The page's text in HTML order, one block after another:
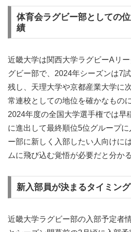
体育会ラグビー部としての
績
近畿大学は関西大学ラグビーAリ
グビー部で、2024年シーズンは7
残し、天理大学や京都産業大学に
常連校としての地位を確かなもの
2024年度の全国大学選手権では早
に進出して最終順位5位グループ
ー部に新しく入部したい人向けに
ムに飛び込む覚悟が必要だと分か
新入部員が決まるタイミン
近畿大学ラグビー部の入部予定者